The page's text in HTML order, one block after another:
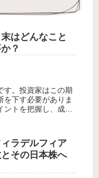
はどんなこと
？
す。投資家はこの期
を下す必要がありま
トを把握し、成功
ラデルフィア
その日本株へ